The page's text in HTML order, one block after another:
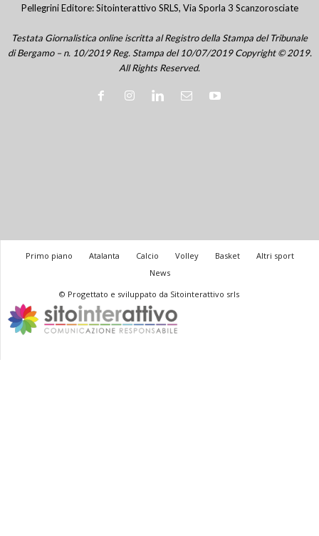
Pellegrini Editore: Sitointerattivo SRLS, Via Sporla 3 Scanzorosciate
Testata Giornalistica online iscritta al Registro della Stampa del Tribunale
di Bergamo – n. 10/2019 Reg. Stampa del 10/07/2019 Copyright © 2019.
All Rights Reserved.
Primo piano Atalanta Calcio Volley Basket
Altri sport
News
© Progettato e sviluppato da Sitointerattivo srls